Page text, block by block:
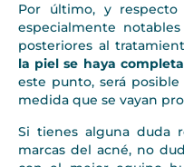
Por último, y respecto
especialmente
posteriores al
la piel se haya
este punto, será
medida que se vayan
Si tienes alguna duda
marcas del acné, no